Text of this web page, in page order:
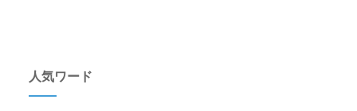
人気ワード